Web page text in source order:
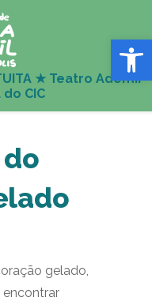
Abrir
gelado,
encontrar